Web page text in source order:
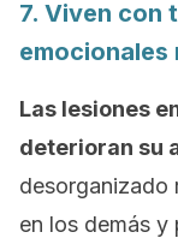
7. Viven con
emocionales
Las lesiones
deterioran su
desorganizado
en los demás y